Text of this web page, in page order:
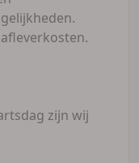
zijn wij